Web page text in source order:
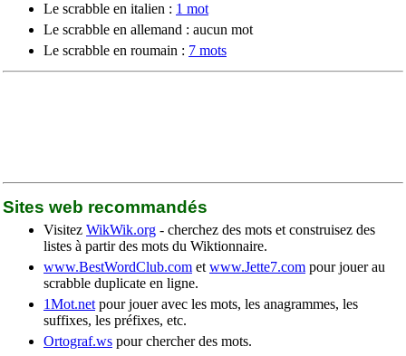
Le scrabble en italien : 1 mot
Le scrabble en allemand : aucun mot
Le scrabble en roumain : 7 mots
Sites web recommandés
Visitez WikWik.org - cherchez des mots et construisez des
listes à partir des mots du Wiktionnaire.
www.BestWordClub.com et www.Jette7.com pour jouer au
scrabble duplicate en ligne.
1Mot.net pour jouer avec les mots, les anagrammes, les
suffixes, les préfixes, etc.
Ortograf.ws pour chercher des mots.